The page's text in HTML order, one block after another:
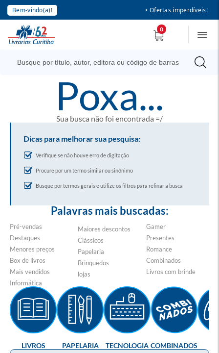
Bem-vindo(a)! • Ofertas imperdíveis!
0
poxa...
Sua busca não foi encontrada =/
Dicas para melhorar sua pesquisa:
Verifique se não houve erro de digitação
Procure por um termo similar ou sinônimo
Busque por termos gerais e utilize os filtros para refinar a busca
Palavras mais buscadas:
Pré-vendas
Destaques
Menores preços
Box de livros
Mais vendidos
Informática
Maiores descontos
Clássicos
Papelaria
Brinquedos
lojas
Gamer
Presentes
Romance
Combinados
Livros com brinde
LIVROS PAPELARIA TECNOLOGIA COMBINADOS